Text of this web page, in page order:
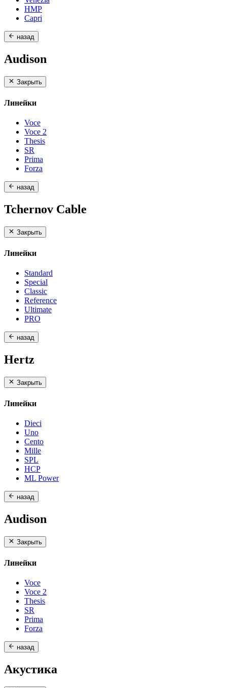
HMP
Capri
назад
Audison
Закрыть
Линейки
Voce
Voce 2
Thesis
SR
Prima
Forza
назад
Tchernov Cable
Закрыть
Линейки
Standard
Special
Classic
Reference
Ultimate
PRO
назад
Hertz
Закрыть
Линейки
Dieci
Uno
Cento
Mille
SPL
HCP
ML Power
назад
Audison
Закрыть
Линейки
Voce
Voce 2
Thesis
SR
Prima
Forza
назад
Акустика